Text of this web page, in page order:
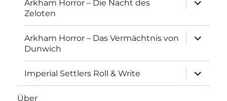
Arkham Horror – Die Nacht des
Zeloten
öffnen
Arkham Horror – Das Vermächtnis von
Dunwich
öffnen
Imperial Settlers Roll & Write
öffnen
Über